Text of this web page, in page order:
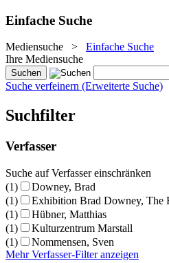
Einfache Suche
Mediensuche > Einfache Suche
Ihre Mediensuche
Suche verfeinern (Erweiterte Suche)
Suchfilter
Verfasser
Suche auf Verfasser einschränken
(1)
Downey, Brad
(1)
Exhibition Brad Downey, The
(1)
Hübner, Matthias
(1)
Kulturzentrum Marstall
(1)
Nommensen, Sven
Mehr Verfasser-Filter anzeigen